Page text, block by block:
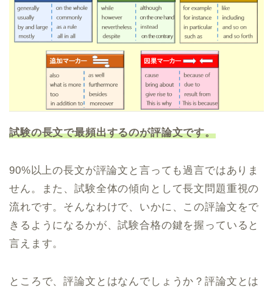
試験の長文で最頻出するのが評論文です。
90%以上の長文が評論文と言っても過言ではありま
せん。また、試験全体の傾向として長文問題重視の
流れです。そんなわけで、いかに、この評論文をで
きるようになるかが、試験合格の鍵を握っていると
言えます。
ところで、評論文とはなんでしょうか？評論文とは